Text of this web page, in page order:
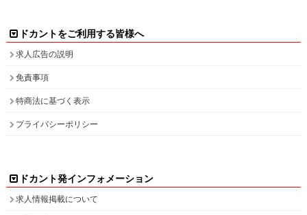
ドカントをご利用する皆様へ
求人広告の説明
免責事項
特商法に基づく表示
プライバシーポリシー
ドカント発インフォメーション
求人情報掲載について